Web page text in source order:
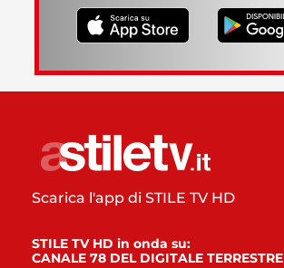
Scarica l'app di STILE TV HD
STILE TV HD in onda su:
CANALE 78 DEL DIGITALE TERRESTRE